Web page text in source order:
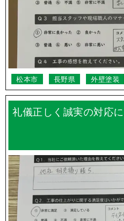
松本市 長野県 外壁塗装
礼儀正しく誠実の対応